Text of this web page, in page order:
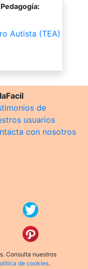
Autista (TEA)
de
usuarios
con nosotros
Consulta nuestros
de cookies.